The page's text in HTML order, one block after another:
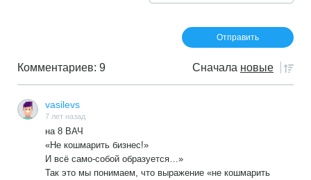
Комментариев: 9 Сначала новые
vasilevs
7 лет назад
на 8 ВАЧ
«Не кошмарить бизнес!»
И всё само-собой образуется…»
Так это мы понимаем, что выражение «не кошмарить